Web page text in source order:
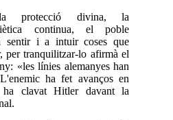
protecció divina, la
continua, el poble
sentir i a intuir coses que
per tranquilitzar-lo afirmà el
«les línies alemanyes han
ha fet avanços en
ha clavat Hitler davant la